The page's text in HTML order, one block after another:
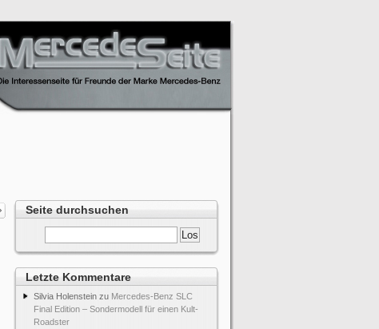
Seite durchsuchen
Letzte Kommentare
Silvia Holenstein zu Mercedes-Benz SLC
Final Edition – Sondermodell für einen Kult-
Roadster